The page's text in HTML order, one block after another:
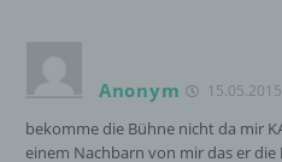
Anonym
bekomme die Bühne nicht da mir
einem Nachbarn von mir das er
ermöglichen uns, wie
Benutzer unserer
Zweck dieser